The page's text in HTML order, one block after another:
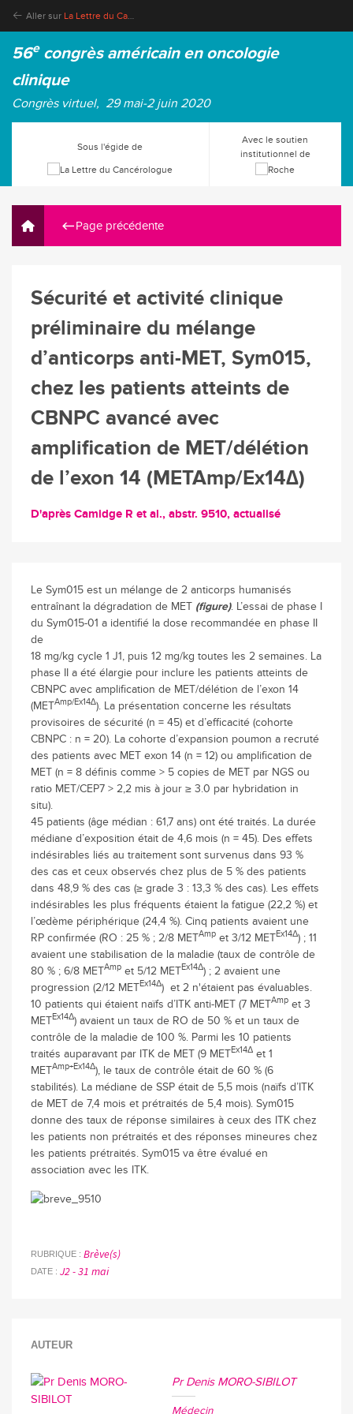
Aller sur La Lettre du Cancérologue
56econgrès américain en oncologie
clinique
Congrès virtuel, 29 mai-2 juin 2020
Sous l'égide de
Avec le soutien
institutionnel de
Page précédente
Sécurité et activité clinique
préliminaire du mélange
d’anticorps anti-MET, Sym015,
chez les patients atteints de
CBNPC avancé avec
amplification de MET/délétion
de l’exon 14 (METAmp/Ex14∆)
D'après Camidge R et al., abstr. 9510, actualisé
Le Sym015 est un mélange de 2 anticorps humanisés
entraînant la dégradation de MET (figure). L’essai de phase I
du Sym015-01 a identifié la dose recommandée en phase II
de
18 mg/kg cycle 1 J1, puis 12 mg/kg toutes les 2 semaines. La
phase II a été élargie pour inclure les patients atteints de
CBNPC avec amplification de MET/délétion de l’exon 14
(METAmp/Ex14∆). La présentation concerne les résultats
provisoires de sécurité (n = 45) et d’efficacité (cohorte
CBNPC : n = 20). La cohorte d’expansion poumon a recruté
des patients avec MET exon 14 (n = 12) ou amplification de
MET (n = 8 définis comme > 5 copies de MET par NGS ou
ratio MET/CEP7 > 2,2 mis à jour ≥ 3.0 par hybridation in
situ).
45 patients (âge médian : 61,7 ans) ont été traités. La durée
médiane d’exposition était de 4,6 mois (n = 45). Des effets
indésirables liés au traitement sont survenus dans 93 %
des cas et ceux observés chez plus de 5 % des patients
dans 48,9 % des cas (≥ grade 3 : 13,3 % des cas). Les effets
indésirables les plus fréquents étaient la fatigue (22,2 %) et
l’œdème périphérique (24,4 %). Cinq patients avaient une
RP confirmée (RO : 25 % ; 2/8 METAmp et 3/12 METEx14Δ) ; 11
avaient une stabilisation de la maladie (taux de contrôle de
80 % ; 6/8 METAmp et 5/12 METEx14Δ) ; 2 avaient une
progression (2/12 METEx14Δ) et 2 n'étaient pas évaluables.
10 patients qui étaient naïfs d’ITK anti-MET (7 METAmp et 3
METEx14Δ) avaient un taux de RO de 50 % et un taux de
contrôle de la maladie de 100 %. Parmi les 10 patients
traités auparavant par ITK de MET (9 METEx14Δ et 1
METAmp+Ex14Δ), le taux de contrôle était de 60 % (6
stabilités). La médiane de SSP était de 5,5 mois (naïfs d’ITK
de MET de 7,4 mois et prétraités de 5,4 mois). Sym015
donne des taux de réponse similaires à ceux des ITK chez
les patients non prétraités et des réponses mineures chez
les patients prétraités. Sym015 va être évalué en
association avec les ITK.
RUBRIQUE Brève(s)
DATE J2 - 31 mai
AUTEUR
Pr Denis MORO-SIBILOT
Médecin